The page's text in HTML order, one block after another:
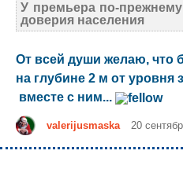
У премьера по-
доверия населения
От всей души желаю, что
на глубине 2 м от уровня
вместе с ним...
valerijusmaska 20